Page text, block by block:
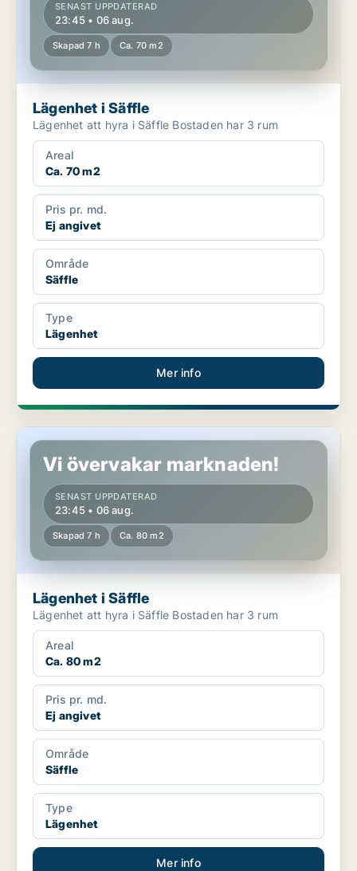
SENAST UPPDATERAD
23:45 • 06 aug.
Skapad 7 h Ca. 70 m2
Lägenhet i Säffle
Lägenhet att hyra i Säffle Bostaden har 3 rum
Areal
Ca. 70 m2
Pris pr. md.
Ej angivet
Område
Säffle
Type
Lägenhet
Mer info
Lägenhet i Säffle
Vi övervakar marknaden!
SENAST UPPDATERAD
23:45 • 06 aug.
Skapad 7 h Ca. 80 m2
Lägenhet i Säffle
Lägenhet att hyra i Säffle Bostaden har 3 rum
Areal
Ca. 80 m2
Pris pr. md.
Ej angivet
Område
Säffle
Type
Lägenhet
Mer info